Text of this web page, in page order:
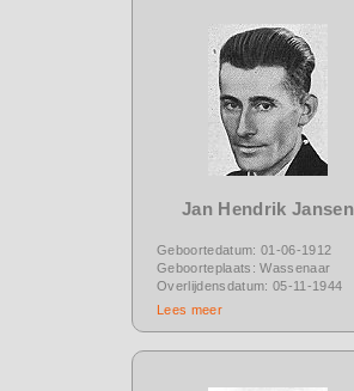
Jan Hendrik Jansen
Geboortedatum: 01-06-1912
Geboorteplaats: Wassenaar
Overlijdensdatum: 05-11-1944
Lees meer